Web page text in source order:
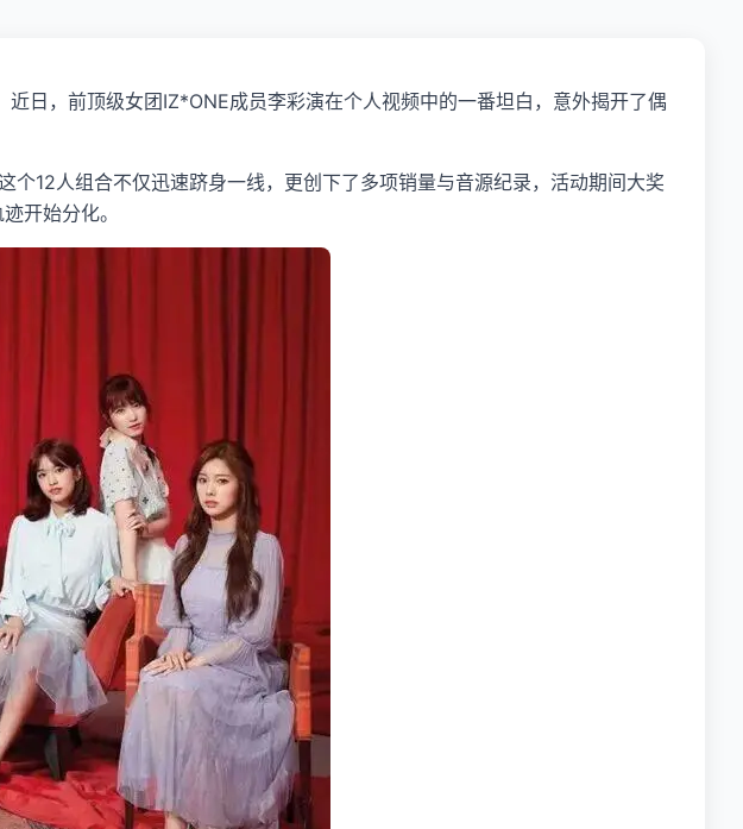
日，前顶级女团IZ*ONE成员李彩演在个人视频中的一番坦白，意外揭开了偶
12人组合不仅迅速跻身一线，更创下了多项销量与音源纪录，活动期间大奖
开始分化。